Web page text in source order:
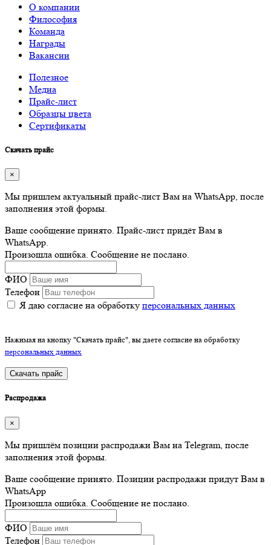
О компании
Философия
Команда
Награды
Вакансии
Полезное
Медиа
Прайс-лист
Образцы цвета
Сертификаты
Скачать прайс
×
Мы пришлем актуальный прайс-лист Вам на WhatsApp, после
заполнения этой формы.
Ваше сообщение принято. Прайс-лист придёт Вам в
WhatsApp.
Произошла ошибка. Сообщение не послано.
ФИО
Телефон
Я даю согласие на обработку персональных данных
Нажимая на кнопку "Скачать прайс", вы даете согласие на обработку
персональных данных
Скачать прайс
Распродажа
×
Мы пришлём позиции распродажи Вам на Telegram, после
заполнения этой формы.
Ваше сообщение принято. Позиции распродажи придут Вам в
WhatsApp
Произошла ошибка. Сообщение не послано.
ФИО
Телефон